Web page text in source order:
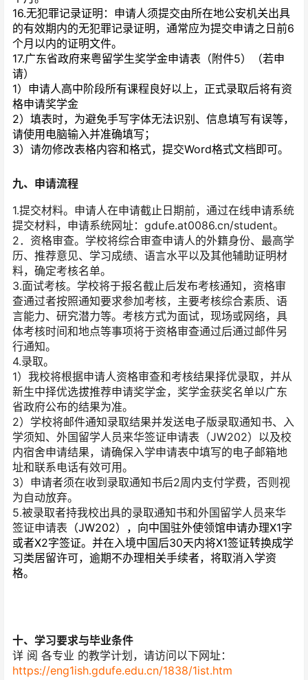
16.无犯罪记录证明：申请人须提交由所在地公安机关出具
的有效期内的无犯罪记录证明，通常应为提交申请之日前6
个月以内的证明文件。
17.广东省政府来粤留学生奖学金申请表（附件5）（若申
请）
1）申请人高中阶段所有课程良好以上，正式录取后将有资
格申请奖学金
2）填表时，为避免手写字体无法识别、信息填写有误等，
请使用电脑输入并准确填写；
3）请勿修改表格内容和格式，提交Word格式文档即可。
九、申请流程
1.提交材料。申请人在申请截止日期前，通过在线申请系统
提交材料，申请系统网址：gdufe.at0086.cn/student。
2．资格审查。学校将综合审查申请人的外籍身份、最高学
历、推荐意见、学习成绩、语言水平以及其他辅助证明材
料，确定考核名单。
3.面试考核。学校将于报名截止后发布考核通知，资格审
查通过者按照通知要求参加考核，主要考核综合素质、语
言能力、研究潜力等。考核方式为面试，现场或网络，具
体考核时间和地点等事项将于资格审查通过后通过邮件另
行通知。
4.录取。
1）我校将根据申请人资格审查和考核结果择优录取，并从
新生中择优选拔推荐申请奖学金，奖学金获奖名单以广东
省政府公布的结果为准。
2）学校将邮件通知录取结果并发送电子版录取通知书、入
学须知、外国留学人员来华签证申请表（JW202）以及校
内宿舍申请结果，请确保入学申请表中填写的电子邮箱地
址和联系电话有效可用。
3）申请者须在收到录取通知书后2周内支付学费，否则视
为自动放弃。
5.被录取者持我校出具的录取通知书和外国留学人员来华
签证申请表 （JW202），向中国驻外使领馆申请办理X1字
或者X2字签证。并在入境中国后30天内将X1签证转换成学
习类居留许可，逾期不办理相关手续者，将取消入学资
格。
十、学习要求与毕业条件
详 阅 各专业 的教学计划，请访问以下网址：
https://eng1ish.gdufe.edu.cn/1838/1ist.htm